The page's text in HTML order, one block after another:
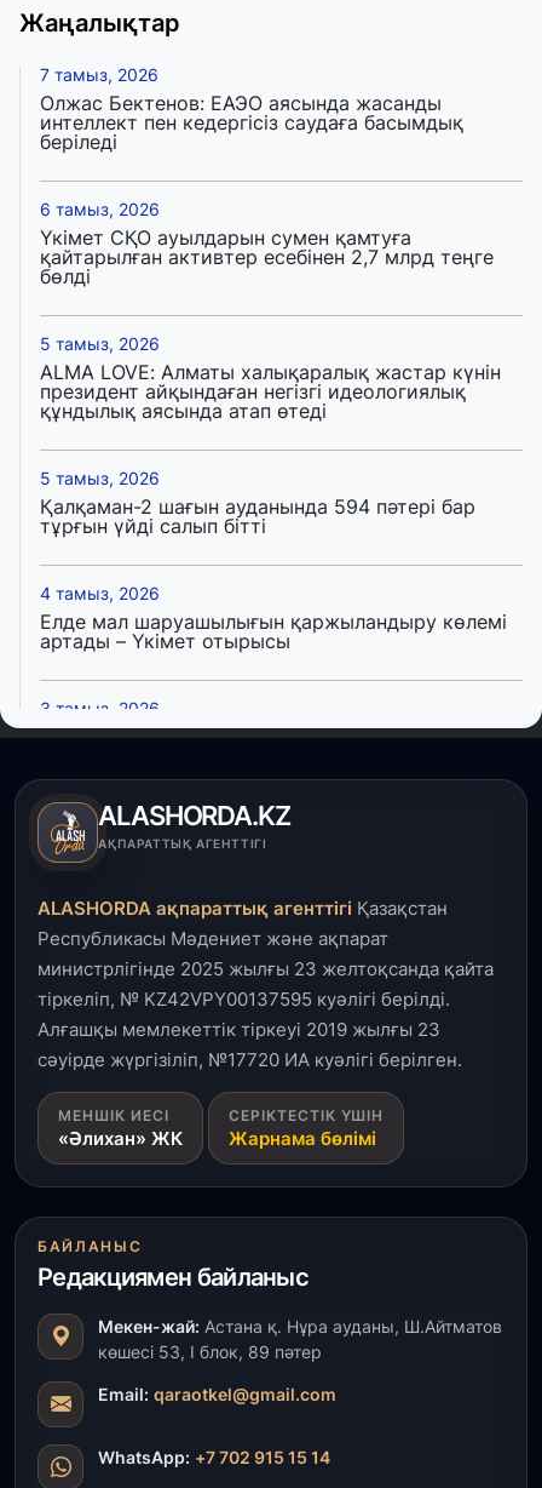
Жаңалықтар
7 тамыз, 2026
Олжас Бектенов: ЕАЭО аясында жасанды
интеллект пен кедергісіз саудаға басымдық
беріледі
6 тамыз, 2026
Үкімет СҚО ауылдарын сумен қамтуға
қайтарылған активтер есебінен 2,7 млрд теңге
бөлді
5 тамыз, 2026
ALMA LOVE: Алматы халықаралық жастар күнін
президент айқындаған негізгі идеологиялық
құндылық аясында атап өтеді
5 тамыз, 2026
Қалқаман-2 шағын ауданында 594 пәтері бар
тұрғын үйді салып бітті
4 тамыз, 2026
Елде мал шаруашылығын қаржыландыру көлемі
артады – Үкімет отырысы
3 тамыз, 2026
Өңірлерде жаңа вокзалдар, су құбыры,
пайдалануға берілді
3 тамыз, 2026
салынып жатыр
1 тамыз, 2026
Кинопоиск Қазақстан азаматтарының ең
танымал онлайн-кинотеатрына айналды
31 шілде, 2026
Ақмола облысындағы кездесуде кәсіпкерлер мен
ұстаздар «Әділет» партиясына өз ұсыныстарын
айтты
ҚР Президенті Орталық Азия елдеріне
ұзақмерзімді ынтымақтастық жоспарын әзірлеуді
ұсынды
31 шілде, 2026
«Ауыл аманаты»: Түркістанда 30,2 млрд теңгеге
4 223 жоба қаржыландырылды
31 шілде, 2026
ALASHORDA.KZ
АҚПАРАТТЫҚ АГЕНТТІГІ
ALASHORDA ақпараттық агенттігі Қазақстан
Республикасы Мәдениет және ақпарат
министрлігінде 2025 жылғы 23 желтоқсанда қайта
тіркеліп, № KZ42VPY00137595 куәлігі берілді.
Алғашқы мемлекеттік тіркеуі 2019 жылғы 23
сәуірде жүргізіліп, №17720 ИА куәлігі берілген.
МЕНШІК ИЕСІ
«Әлихан» ЖК
СЕРІКТЕСТІК ҮШІН
Жарнама бөлімі
БАЙЛАНЫС
Редакциямен байланыс
Мекен-жай: Астана қ. Нұра ауданы, Ш.Айтматов
көшесі 53, І блок, 89 пәтер
Email: qaraotkel@gmail.com
WhatsApp: +7 702 915 15 14